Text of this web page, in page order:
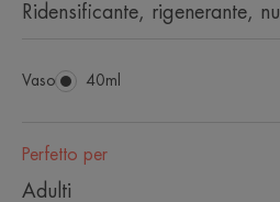
Ridensificante, rigenerante,
Vaso Vaso
40ml
Perfetto per
Adulti